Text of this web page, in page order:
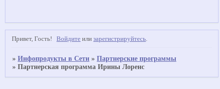
Привет, Гость! Войдите илизарегистрируйтесь
»Инфопродукты в Сети »Партнерские программы
»Партнерская программа Ирины Лоренс